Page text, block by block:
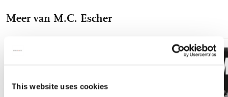
This website uses cookies
Meer van M.C. Escher
Toevoegen